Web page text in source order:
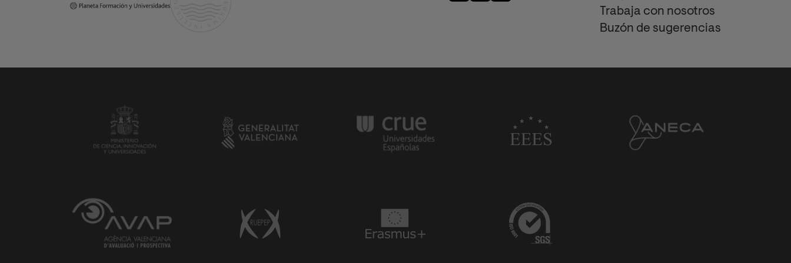
Trabaja con nosotros
Buzón de sugerencias